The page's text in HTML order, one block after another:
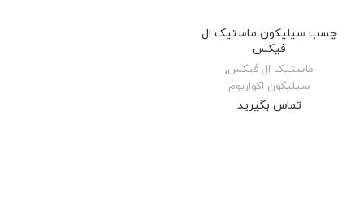
چسب سيليکون ماستيک ال
فيکس
ماستیک ال فیکس,
سیلیکون اکواریوم
تماس بگیرید